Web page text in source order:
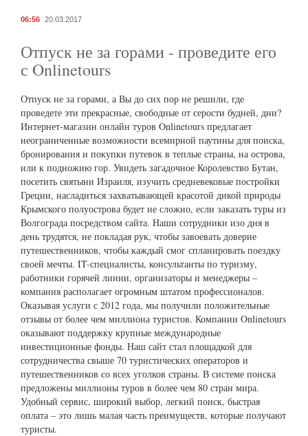
06:56 20.03.2017
Отпуск не за горами - проведите его
с Onlinetours
Отпуск не за горами, а Вы до сих пор не решили, где
проведете эти прекрасные, свободные от серости будней, дни?
Интернет-магазин онлайн туров Onlinetours предлагает
неограниченные возможности всемирной паутины для поиска,
бронирования и покупки путевок в теплые страны, на острова,
или к подножию гор. Увидеть загадочное Королевство Бутан,
посетить святыни Израиля, изучить средневековые постройки
Греции, насладиться захватывающей красотой дикой природы
Крымского полуострова будет не сложно, если заказать туры из
Волгограда посредством сайта. Наши сотрудники изо дня в
день трудятся, не покладая рук, чтобы завоевать доверие
путешественников, чтобы каждый смог спланировать поездку
своей мечты. IT-специалисты, консультанты по туризму,
работники горячей линии, организаторы и менеджеры –
компания располагает огромным штатом профессионалов.
Оказывая услуги с 2012 года, мы получили положительные
отзывы от более чем миллиона туристов. Компании Onlinetours
оказывают поддержку крупные международные
инвестиционные фонды. Наш сайт стал площадкой для
сотрудничества свыше 70 туристических операторов и
путешественников со всех уголков страны. В системе поиска
предложены миллионы туров в более чем 80 стран мира.
Удобный сервис, широкий выбор, легкий поиск, быстрая
оплата – это лишь малая часть преимуществ, которые получают
туристы.